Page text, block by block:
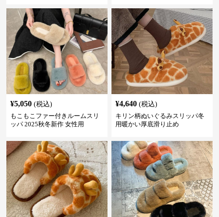
¥5,050 (税込)
もこもこファー付きルームスリ
ッパ 2025秋冬新作 女性用
¥4,640 (税込)
キリン柄ぬいぐるみスリッパ冬
用暖かい厚底滑り止め